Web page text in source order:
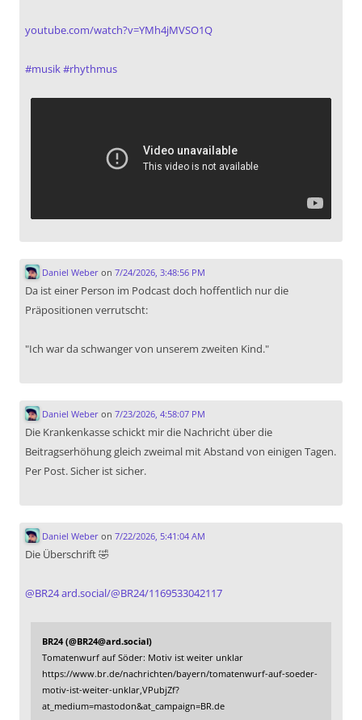
youtube.com/watch?v=YMh4jMVSO1Q
#musik#rhythmus
Daniel Weberon 7/24/2026, 3:48:56 PM
Da ist einer Person im Podcast doch hoffentlich nur die
Präpositionen verrutscht:
"Ich war da schwanger von unserem zweiten Kind."
Daniel Weberon 7/23/2026, 4:58:07 PM
Die Krankenkasse schickt mir die Nachricht über die
Beitragserhöhung gleich zweimal mit Abstand von einigen Tagen.
Per Post. Sicher ist sicher.
Daniel Weberon 7/22/2026, 5:41:04 AM
Die Überschrift 🤣
@BR24ard.social/@BR24/1169533042117
BR24 (@BR24@ard.social)
Tomatenwurf auf Söder: Motiv ist weiter unklar
https://www.br.de/nachrichten/bayern/tomatenwurf-auf-soeder-
motiv-ist-weiter-unklar,VPubjZf?
at_medium=mastodon&at_campaign=BR.de